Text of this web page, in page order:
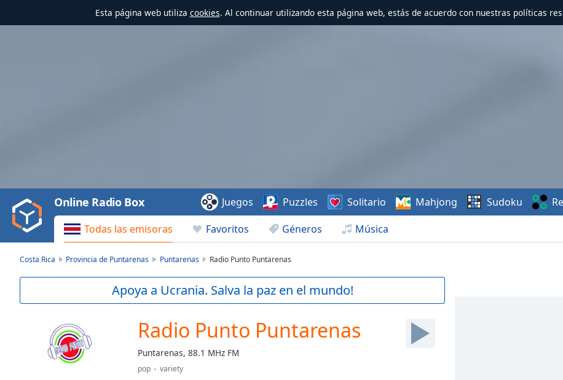
Esta página web utiliza cookies. Al continuar utilizando esta página web, estás de acuerdo con nuestras políticas
Video
Play
Backward
Skip
Current
Todas las emisoras Favoritos Géneros Música
Online Radio Box Juegos Puzzles Solitario Mahjong Sudoku
Costa Rica Provincia de Puntarenas Puntarenas Radio Punto Puntarenas
Apoya a Ucrania. Salva la paz en el mundo!
Radio Punto Puntarenas
Puntarenas, 88.1 MHz FM
pop
variety